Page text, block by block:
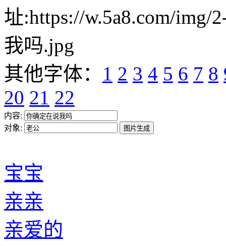
址:https://w.5a8.com/img/
我吗.jpg
其他字体： 1 2 3 4 5 6 7 8
20 21 22
内容:
对象:
宝宝
亲亲
亲爱的